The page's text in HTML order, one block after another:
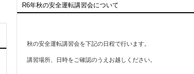
R6年秋の安全運転講習会について
秋の安全運転講習会を下記の日程で行います。
講習場所、日時をご確認のうえお越しください。